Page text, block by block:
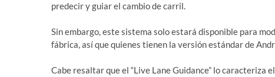
predecir y guiar el cambio de carril.
Sin embargo, este sistema solo estará disponible para
fábrica, así que quienes tienen la versión estándar de
Cabe resaltar que el “Live Lane Guidance” lo